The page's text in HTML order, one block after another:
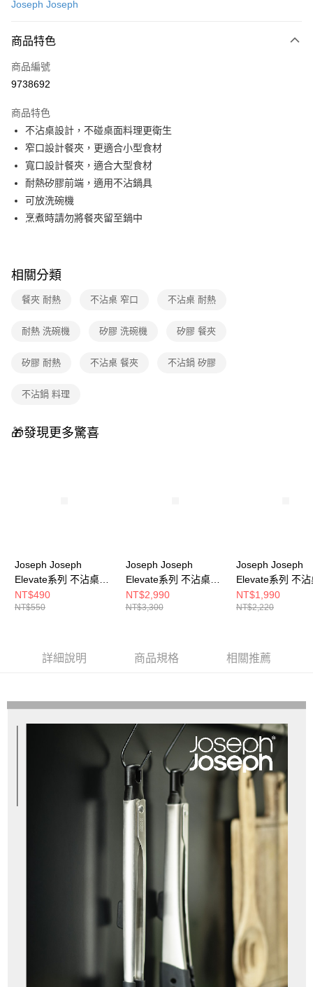
3 期 0 利率 每期
合作金庫商業銀行
上海商業儲蓄銀行
臺灣中小企業銀行
匯豐（台灣）商業銀行
華泰商業銀行
聯邦商業銀行
元大商業銀行
玉山商業銀行
台灣樂天信用卡公司
合作金庫商業銀行
上海商業儲蓄銀行
國泰世華商業銀行
匯豐（台灣）商業銀行
聯邦商業銀行
元大商業銀行
玉山商業銀行
台新國際商業銀行
即享券
LINE Pay
Apple Pay
街口支付
Google Pay
ATM付款
宅配
免運費
Joseph Joseph
商品特色
商品編號
9738692
商品特色
不沾桌設計，不碰桌面料理更衛生
窄口設計餐夾，更適合小型食材
寬口設計餐夾，適合大型食材
耐熱矽膠前端，適用不沾鍋具
可放洗碗機
烹煮時請勿將餐夾留至鍋中
相關分類
餐夾 耐熱 不沾桌 窄口 不沾桌 耐熱
耐熱 洗碗機 矽膠 洗碗機 矽膠 餐夾
矽膠 耐熱 不沾桌 餐夾 不沾鍋 矽膠
不沾鍋 料理
🎁發現更多驚喜
Joseph Joseph
Elevate系列 不沾桌矽
膠窄口餐夾
NT$490
NT$550
Joseph Joseph
Elevate系列 不沾桌矽
膠料理鏟杓5件組(附立
座)
NT$2,990
NT$3,300
Joseph Joseph
Elevate系列 不
膠料理鏟杓3件組
座)
NT$1,990
NT$2,220
詳細說明 商品規格 相關推薦